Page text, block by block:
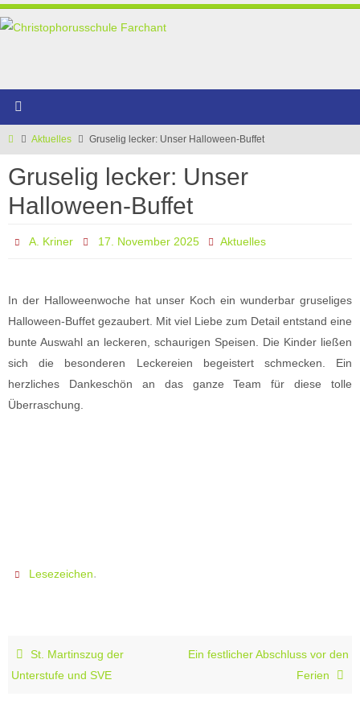
Inhalt
StartAktuelles Gruselig lecker: Unser Halloween-Buffet
Gruselig lecker: Unser
Halloween-Buffet
A. Kriner 17. November 2025 Aktuelles
In der Halloweenwoche hat unser Koch ein wunderbar gruseliges
Halloween-Buffet gezaubert. Mit viel Liebe zum Detail entstand eine
bunte Auswahl an leckeren, schaurigen Speisen. Die Kinder ließen
sich die besonderen Leckereien begeistert schmecken. Ein
herzliches Dankeschön an das ganze Team für diese tolle
Überraschung.
Lesezeichen.
St. Martinszug der
Unterstufe und SVE
Ein festlicher Abschluss vor den
Ferien